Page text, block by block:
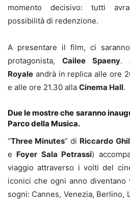
momento decisivo: tutti
possibilità di redenzione.
A presentare il film, ci
protagonista,Cailee Spaeny.
Royale andrà in replica alle ore
e alle ore 21.30 alla Cinema Hall.
Due le mostre che saranno
Parco della Musica.
“Three Minutes” di Riccardo
e Foyer Sala Petrassi)
viaggio attraverso i volti del
iconici che ogni anno diventano
sogni: Cannes, Venezia, Berlino,